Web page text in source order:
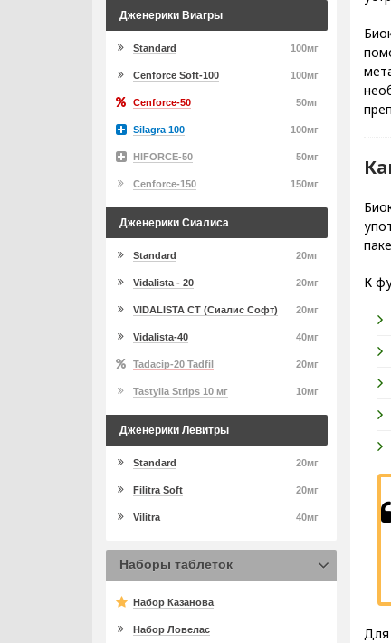
К
Для
Дженерики Виагры
100мг
Standard
100мг
Cenforce Soft-100
50мг
Cenforce-50
100мг
Silagra 100
50мг
HIFORCE-50
150мг
Cenforce-150
Дженерики Сиалиса
20мг
Standard
20мг
Vidalista - 20
20мг
VIDALISTA CT (Сиалис Софт)
40мг
Vidalista-40
20мг
Tadacip-20 Tadfil
10мг
Tastylia Strips 10 мг
Дженерики Левитры
20мг
Standard
20мг
Filitra Soft
40мг
Vilitra
Наборы таблеток
Набор Казанова
Набор Ловелас